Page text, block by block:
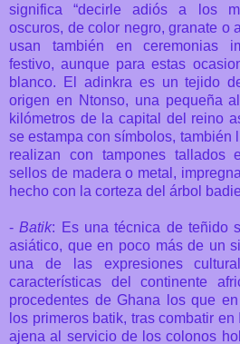
significa “decirle adiós a los
oscuros, de color negro, granate o
usan también en ceremonias
festivo, aunque para estas
blanco. El adinkra es un tejido
origen en Ntonso, una pequeña
kilómetros de la capital del reino
se estampa con símbolos, también
realizan con tampones tallados
sellos de madera o metal,
hecho con la corteza del árbol
-Batik: Es una técnica de teñido
asiático, que en poco más de un
una de las expresiones
características del continente
procedentes de Ghana los que
los primeros batik, tras combatir
ajena al servicio de los colonos